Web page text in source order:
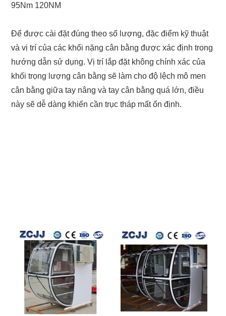
95Nm 120NM
Để được cài đặt đúng theo số lượng, đặc điểm kỹ thuật
và vị trí của các khối nặng cân bằng được xác định trong
hướng dẫn sử dụng. Vị trí lắp đặt không chính xác của
khối trọng lượng cân bằng sẽ làm cho độ lệch mô men
cân bằng giữa tay nâng và tay cân bằng quá lớn, điều
này sẽ dễ dàng khiến cần trục tháp mất ổn định.